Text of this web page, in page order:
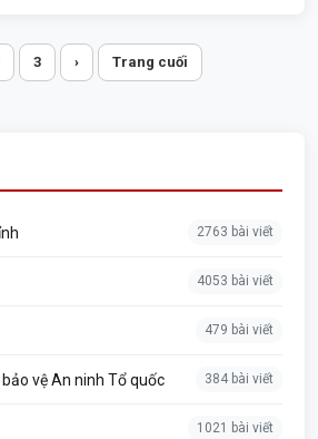
3 › Trang cuối
2763 bài viết
4053 bài viết
479 bài viết
vệ An ninh Tổ quốc 384 bài viết
1021 bài viết